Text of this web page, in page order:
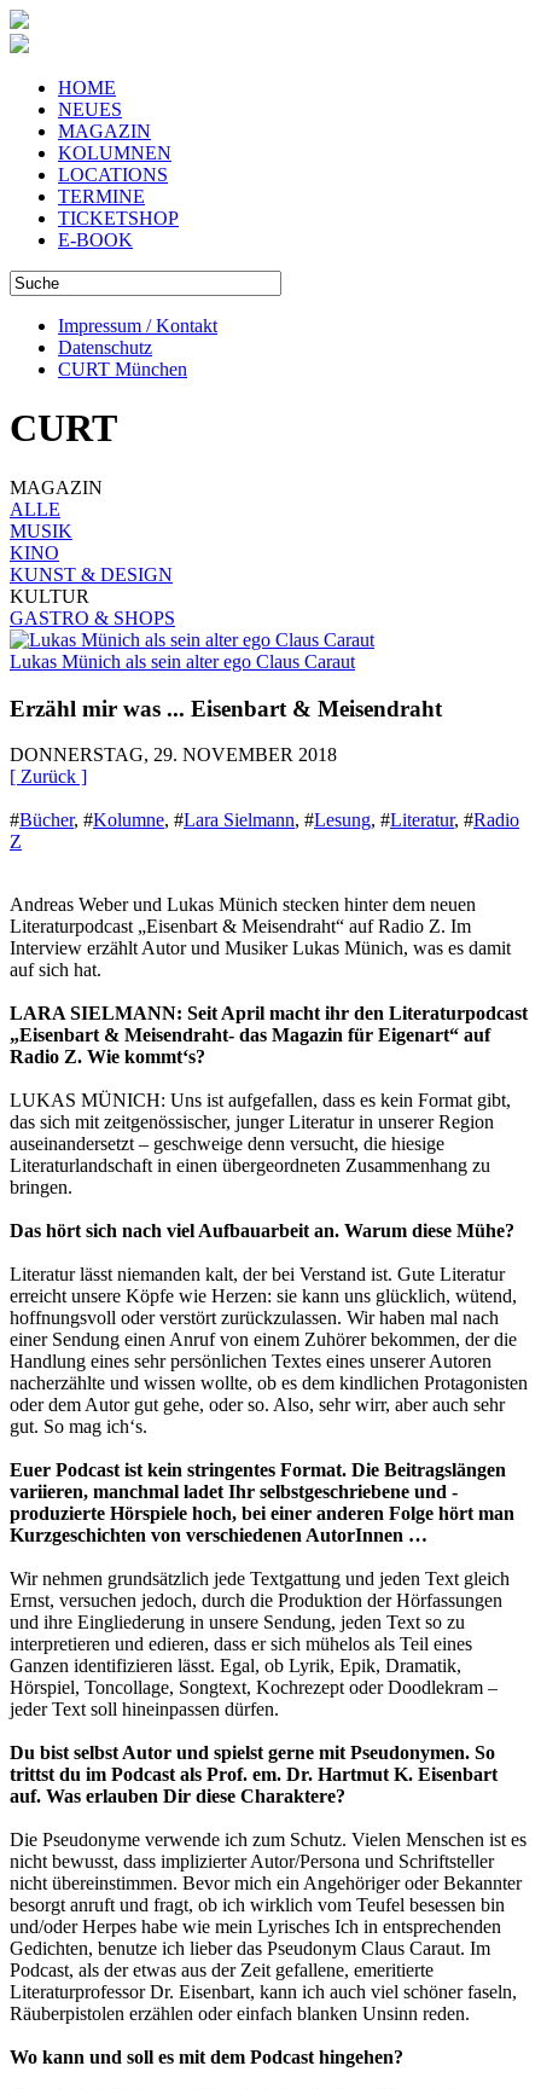
HOME
NEUES
MAGAZIN
KOLUMNEN
LOCATIONS
TERMINE
TICKETSHOP
E-BOOK
Impressum / Kontakt
Datenschutz
CURT München
CURT
MAGAZIN
ALLE
MUSIK
KINO
KUNST & DESIGN
KULTUR
GASTRO & SHOPS
Lukas Münich als sein alter ego Claus Caraut
Erzähl mir was ... Eisenbart & Meisendraht
DONNERSTAG, 29. NOVEMBER 2018
[ Zurück ]
#Bücher, #Kolumne, #Lara Sielmann, #Lesung, #Literatur, #Radio
Z
Andreas Weber und Lukas Münich stecken hinter dem neuen
Literaturpodcast „Eisenbart & Meisendraht“ auf Radio Z. Im
Interview erzählt Autor und Musiker Lukas Münich, was es damit
auf sich hat.
LARA SIELMANN: Seit April macht ihr den Literaturpodcast
„Eisenbart & Meisendraht- das Magazin für Eigenart“ auf
Radio Z. Wie kommt‘s?
LUKAS MÜNICH: Uns ist aufgefallen, dass es kein Format gibt,
das sich mit zeitgenössischer, junger Literatur in unserer Region
auseinandersetzt – geschweige denn versucht, die hiesige
Literaturlandschaft in einen übergeordneten Zusammenhang zu
bringen.
Das hört sich nach viel Aufbauarbeit an. Warum diese Mühe?
Literatur lässt niemanden kalt, der bei Verstand ist. Gute Literatur
erreicht unsere Köpfe wie Herzen: sie kann uns glücklich, wütend,
hoffnungsvoll oder verstört zurückzulassen. Wir haben mal nach
einer Sendung einen Anruf von einem Zuhörer bekommen, der die
Handlung eines sehr persönlichen Textes eines unserer Autoren
nacherzählte und wissen wollte, ob es dem kindlichen Protagonisten
oder dem Autor gut gehe, oder so. Also, sehr wirr, aber auch sehr
gut. So mag ich‘s.
Euer Podcast ist kein stringentes Format. Die Beitragslängen
variieren, manchmal ladet Ihr selbstgeschriebene und -
produzierte Hörspiele hoch, bei einer anderen Folge hört man
Kurzgeschichten von verschiedenen AutorInnen …
Wir nehmen grundsätzlich jede Textgattung und jeden Text gleich
Ernst, versuchen jedoch, durch die Produktion der Hörfassungen
und ihre Eingliederung in unsere Sendung, jeden Text so zu
interpretieren und edieren, dass er sich mühelos als Teil eines
Ganzen identifizieren lässt. Egal, ob Lyrik, Epik, Dramatik,
Hörspiel, Toncollage, Songtext, Kochrezept oder Doodlekram –
jeder Text soll hineinpassen dürfen.
Du bist selbst Autor und spielst gerne mit Pseudonymen. So
trittst du im Podcast als Prof. em. Dr. Hartmut K. Eisenbart
auf. Was erlauben Dir diese Charaktere?
Die Pseudonyme verwende ich zum Schutz. Vielen Menschen ist es
nicht bewusst, dass implizierter Autor/Persona und Schriftsteller
nicht übereinstimmen. Bevor mich ein Angehöriger oder Bekannter
besorgt anruft und fragt, ob ich wirklich vom Teufel besessen bin
und/oder Herpes habe wie mein Lyrisches Ich in entsprechenden
Gedichten, benutze ich lieber das Pseudonym Claus Caraut. Im
Podcast, als der etwas aus der Zeit gefallene, emeritierte
Literaturprofessor Dr. Eisenbart, kann ich auch viel schöner faseln,
Räuberpistolen erzählen oder einfach blanken Unsinn reden.
Wo kann und soll es mit dem Podcast hingehen?